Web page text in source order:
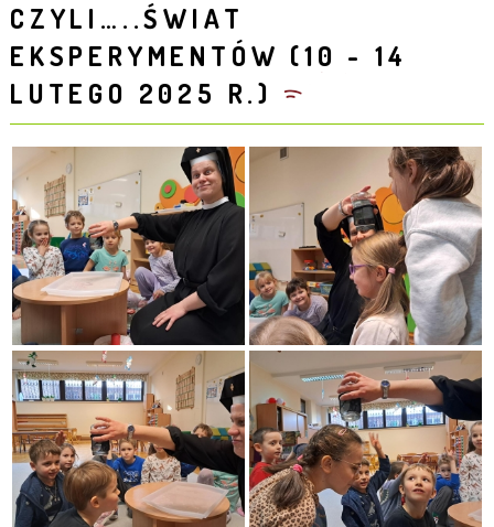
CZYLI…..ŚWIAT
EKSPERYMENTÓW (10 - 14
LUTEGO 2025 R.)